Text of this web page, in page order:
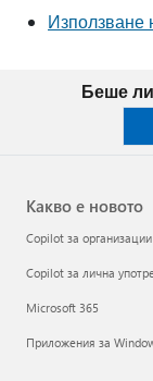
Използване
Беше
Какво е новото
Copilot за организации
Copilot за лична
Microsoft 365
Приложения за